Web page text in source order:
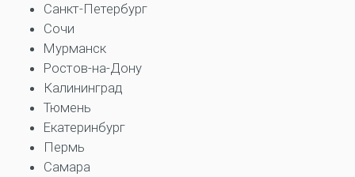
Санкт-Петербург
Сочи
Мурманск
Ростов-на-Дону
Калининград
Тюмень
Екатеринбург
Пермь
Самара